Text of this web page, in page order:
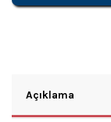
Açıklama